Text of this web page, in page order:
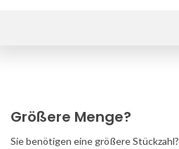
Größere Menge?
Sie benötigen eine größere Stückzahl?